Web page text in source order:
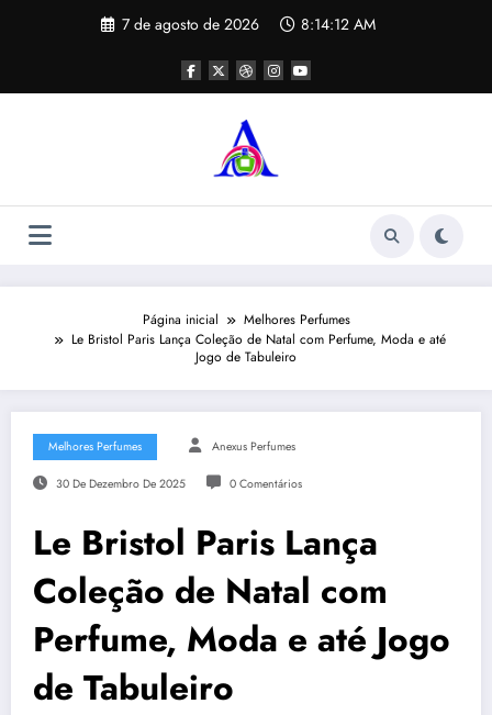
7 de agosto de 2026 8:14:12 AM
Página inicial
Melhores Perfumes
Le Bristol Paris Lança Coleção de Natal com Perfume, Moda e até
Jogo de Tabuleiro
Melhores Perfumes Anexus Perfumes
30 De Dezembro De 2025 0 Comentários
Le Bristol Paris Lança
Coleção de Natal com
Perfume, Moda e até Jogo
de Tabuleiro